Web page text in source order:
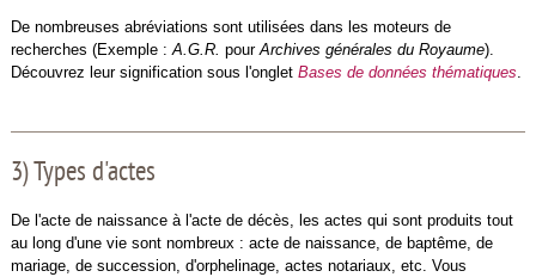
De nombreuses abréviations sont utilisées dans les moteurs de
recherches (Exemple :A.G.R. pourArchives générales du Royaume).
Découvrez leur signification sous l'onglet Bases de données thématiques.
3) Types d'actes
De l'acte de naissance à l'acte de décès, les actes qui sont produits tout
au long d'une vie sont nombreux : acte de naissance, de baptême, de
mariage, de succession, d'orphelinage, actes notariaux, etc. Vous